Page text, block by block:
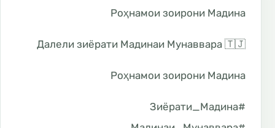
Роҳнамои зоирони Мадина
Далели зиёрати Мадинаи Мунаввара 🇹🇯
Роҳнамои зоирони Мадина
#Зиёрати_Мадина